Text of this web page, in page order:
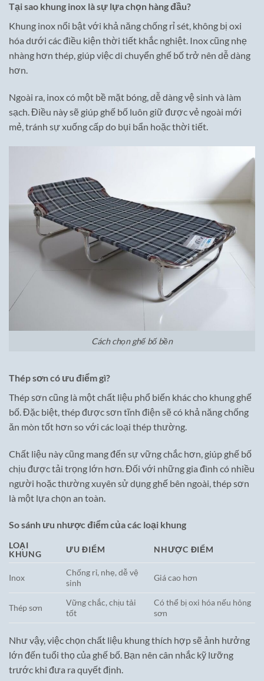
Tại sao khung inox là sự lựa chọn hàng đầu?
Khung inox nổi bật với khả năng chống rỉ sét, không bị oxi
hóa dưới các điều kiện thời tiết khắc nghiệt. Inox cũng nhẹ
nhàng hơn thép, giúp việc di chuyển ghế bố trở nên dễ dàng
hơn.
Ngoài ra, inox có một bề mặt bóng, dễ dàng vệ sinh và làm
sạch. Điều này sẽ giúp ghế bố luôn giữ được vẻ ngoài mới
mẻ, tránh sự xuống cấp do bụi bẩn hoặc thời tiết.
Cách chọn ghế bố bền
Thép sơn có ưu điểm gì?
Thép sơn cũng là một chất liệu phổ biến khác cho khung ghế
bố. Đặc biệt, thép được sơn tĩnh điện sẽ có khả năng chống
ăn mòn tốt hơn so với các loại thép thường.
Chất liệu này cũng mang đến sự vững chắc hơn, giúp ghế bố
chịu được tải trọng lớn hơn. Đối với những gia đình có nhiều
người hoặc thường xuyên sử dụng ghế bên ngoài, thép sơn
là một lựa chọn an toàn.
So sánh ưu nhược điểm của các loại khung
LOẠI
KHUNG
ƯU ĐIỂM NHƯỢC ĐIỂM
Inox
Chống rỉ, nhẹ, dễ vệ
sinh
Giá cao hơn
Thép sơn
Vững chắc, chịu tải
tốt
Có thể bị oxi hóa nếu hỏng
sơn
Như vậy, việc chọn chất liệu khung thích hợp sẽ ảnh hưởng
lớn đến tuổi thọ của ghế bố. Bạn nên cân nhắc kỹ lưỡng
trước khi đưa ra quyết định.